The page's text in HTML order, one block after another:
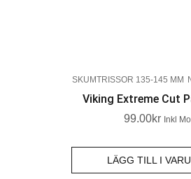
SKUMTRISSOR 135-145 MM
Viking Extreme Cut
99.00Kr Inkl
LÄGG TILL I